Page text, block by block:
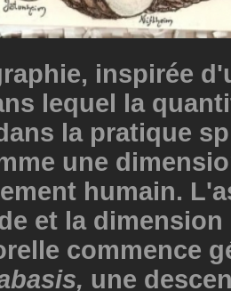
inspirée
lequel la
la pratique
une
humain.
et la dimension
commence
une